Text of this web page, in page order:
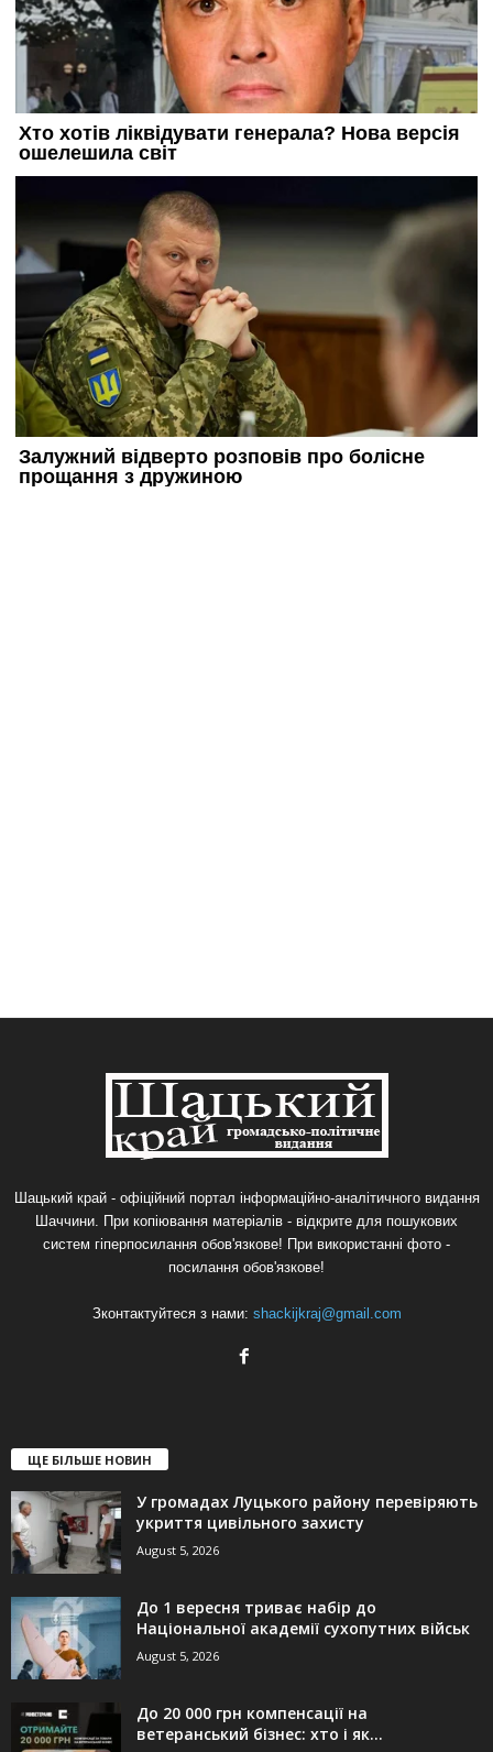
Шацький край - офіційний портал інформаційно-аналітичного видання
Шаччини. При копіювання матеріалів - відкрите для пошукових
систем гіперпосилання обов'язкове! При використанні фото -
посилання обов'язкове!
Зконтактуйтеся з нами: shackijkraj@gmail.com
ЩЕ БІЛЬШЕ НОВИН
У громадах Луцького району перевіряють
укриття цивільного захисту
August 5, 2026
До 1 вересня триває набір до
Національної академії сухопутних військ
August 5, 2026
До 20 000 грн компенсації на
ветеранський бізнес: хто і як...